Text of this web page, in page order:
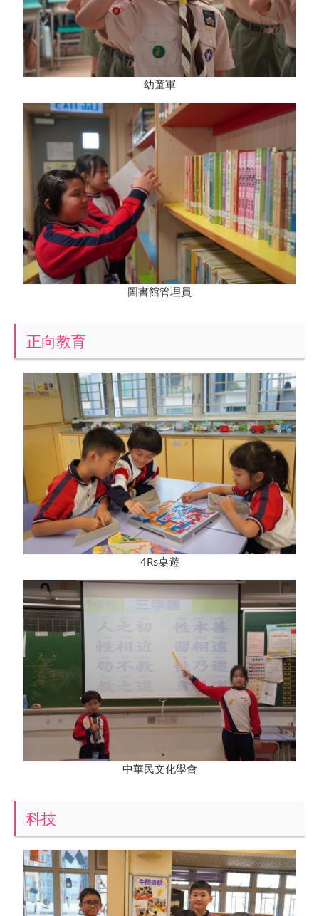
幼童軍
圖書館管理員
正向教育
4Rs桌遊
中華民文化學會
科技